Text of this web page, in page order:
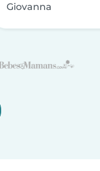
Giovanna